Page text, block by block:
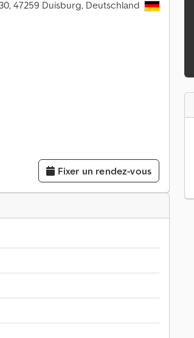
47259 Duisburg, Deutschland
Fixer un rendez-vous